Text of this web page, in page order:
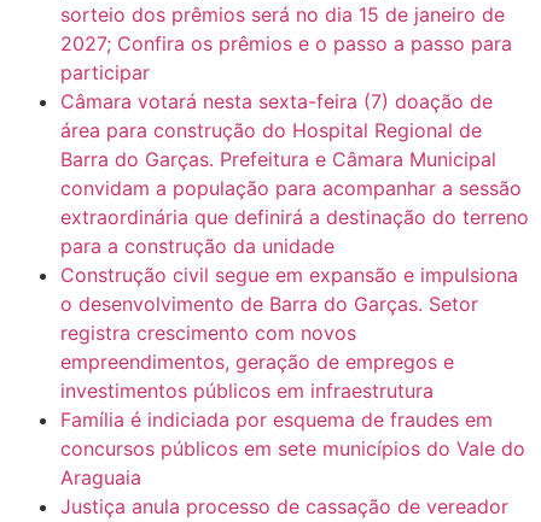
sorteio dos prêmios será no dia 15 de janeiro de
2027; Confira os prêmios e o passo a passo para
participar
Câmara votará nesta sexta-feira (7) doação de
área para construção do Hospital Regional de
Barra do Garças. Prefeitura e Câmara Municipal
convidam a população para acompanhar a sessão
extraordinária que definirá a destinação do terreno
para a construção da unidade
Construção civil segue em expansão e impulsiona
o desenvolvimento de Barra do Garças. Setor
registra crescimento com novos
empreendimentos, geração de empregos e
investimentos públicos em infraestrutura
Família é indiciada por esquema de fraudes em
concursos públicos em sete municípios do Vale do
Araguaia
Justiça anula processo de cassação de vereador